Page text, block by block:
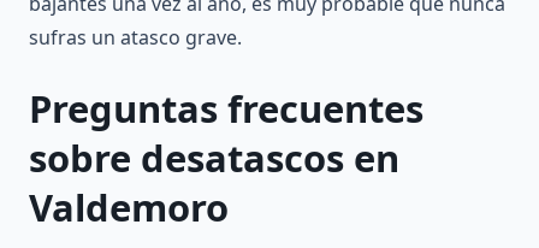
sufras un atasco grave.
Preguntas frecuentes
sobre desatascos en
Valdemoro